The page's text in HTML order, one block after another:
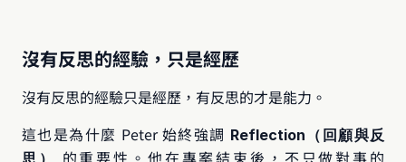
沒有反思的經驗，只是經歷
沒有反思的經驗只是經歷，有反思的才是能力。
這也是為什麼 Peter 始終強調 Reflection（回顧與反
思）